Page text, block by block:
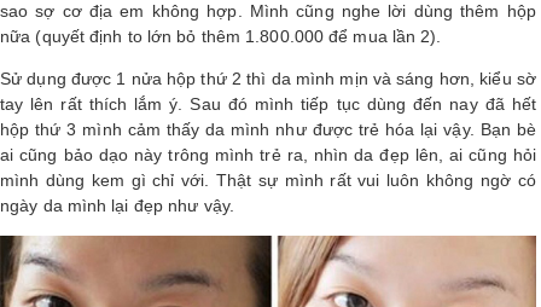
sao sợ cơ địa em không hợp. Mình cũng nghe lời dùng thêm hộp
nữa (quyết định to lớn bỏ thêm 1.800.000 để mua lần 2).
Sử dụng được 1 nửa hộp thứ 2 thì da mình mịn và sáng hơn, kiểu sờ
tay lên rất thích lắm ý. Sau đó mình tiếp tục dùng đến nay đã hết
hộp thứ 3 mình cảm thấy da mình như được trẻ hóa lại vậy. Bạn bè
ai cũng bảo dạo này trông mình trẻ ra, nhìn da đẹp lên, ai cũng hỏi
mình dùng kem gì chỉ với. Thật sự mình rất vui luôn không ngờ có
ngày da mình lại đẹp như vậy.